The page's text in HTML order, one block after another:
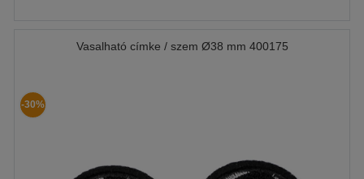
Vasalható címke / szem Ø38 mm 400175
-30%